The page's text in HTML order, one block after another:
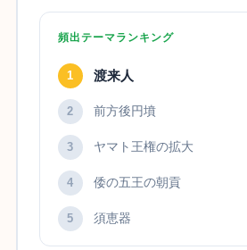
頻出テーマランキング
1 渡来人
2 前方後円墳
3 ヤマト王権の拡大
4 倭の五王の朝貢
5 須恵器